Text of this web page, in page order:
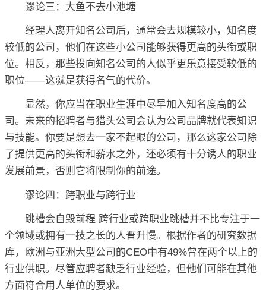
谬论三：大鱼不去小池塘
经理人离开知名公司后，通常会去规模较小，知名度
较低的公司，他们在这些小公司能够获得更高的头衔或职
位。相反，那些投向知名公司的人似乎更乐意接受较低的
职位——这就是获得名气的代价。
显然，你应当在职业生涯中尽早加入知名度高的公
司。未来的招聘者与猎头公司会认为公司品牌就代表知识
与技能。你要是想去一家不起眼的公司，那么这家公司除
了提供更高的头衔和薪水之外，还必须有十分诱人的职业
发展前景，否则它将限制你的前途。
谬论四：跨职业与跨行业
跳槽会自毁前程 跨行业或跨职业跳槽并不比专注于一
个领域或拥有一技之长的人晋升慢。根据作者的研究数据
库，欧洲与亚洲大型公司的CEO中有49%曾在两个以上的
行业供职。尽管应聘者缺乏行业经验，但他们可能在其他
方面符合用人单位的要求。